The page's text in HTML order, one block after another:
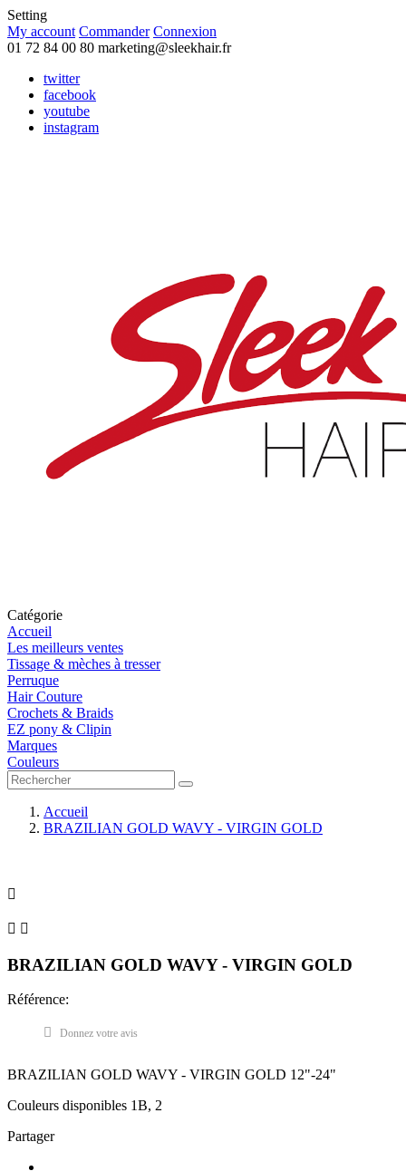
Setting
My account Commander Connexion
01 72 84 00 80 marketing@sleekhair.fr
twitter
facebook
youtube
instagram
Catégorie
Accueil
Les meilleurs ventes
Tissage & mèches à tresser
Perruque
Hair Couture
Crochets & Braids
EZ pony & Clipin
Marques
Couleurs
Accueil
BRAZILIAN GOLD WAVY - VIRGIN GOLD

 
BRAZILIAN GOLD WAVY - VIRGIN GOLD
Référence:
Donnez votre avis
BRAZILIAN GOLD WAVY - VIRGIN GOLD 12"-24"
Couleurs disponibles 1B, 2
Partager